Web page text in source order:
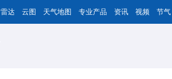
雷达 云图 天气地图 专业产品 资讯 视频 节气